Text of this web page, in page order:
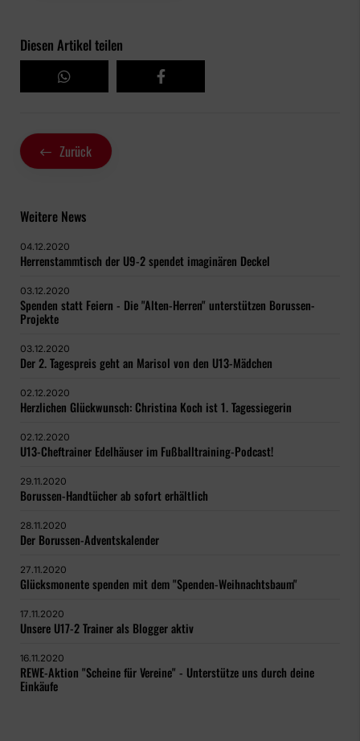
Diesen Artikel teilen
Zurück
Weitere News
04.12.2020
Herrenstammtisch der U9-2 spendet imaginären Deckel
03.12.2020
Spenden statt Feiern - Die "Alten-Herren" unterstützen Borussen-
Projekte
03.12.2020
Der 2. Tagespreis geht an Marisol von den U13-Mädchen
02.12.2020
Herzlichen Glückwunsch: Christina Koch ist 1. Tagessiegerin
02.12.2020
U13-Cheftrainer Edelhäuser im Fußballtraining-Podcast!
29.11.2020
Borussen-Handtücher ab sofort erhältlich
28.11.2020
Der Borussen-Adventskalender
27.11.2020
Glücksmonente spenden mit dem "Spenden-Weihnachtsbaum"
17.11.2020
Unsere U17-2 Trainer als Blogger aktiv
16.11.2020
REWE-Aktion "Scheine für Vereine" - Unterstütze uns durch deine
Einkäufe